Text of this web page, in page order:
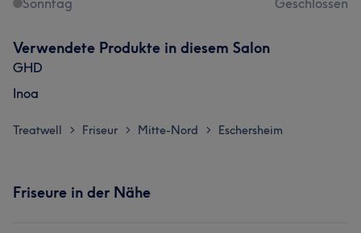
Sonntag
Geschlossen
Verwendete Produkte in diesem Salon
GHD
Inoa
Treatwell > Friseur > Mitte-Nord > Eschersheim
Friseure in der Nähe